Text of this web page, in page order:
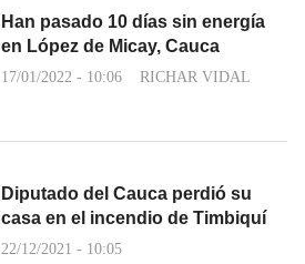
Han pasado 10 días sin energía
en López de Micay, Cauca
17/01/2022 - 10:06 RICHAR VIDAL
Diputado del Cauca perdió su
casa en el incendio de Timbiquí
22/12/2021 - 10:05